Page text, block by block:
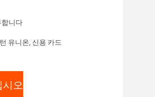
합니다
유니온, 신용 카드
오